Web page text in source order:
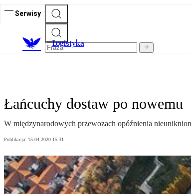
Serwisy
Logistyka
Łańcuchy dostaw po nowemu
W międzynarodowych przewozach opóźnienia
Publikacja: 15.04.2020 15:31